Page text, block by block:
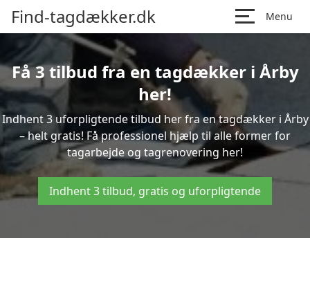
Find-tagdækker.dk Menu
Få 3 tilbud fra en tagdækker i Årby
her!
Indhent 3 uforpligtende tilbud her fra en tagdækker i Årby
– helt gratis! Få professionel hjælp til alle former for
tagarbejde og tagrenovering her!
Indhent 3 tilbud, gratis og uforpligtende